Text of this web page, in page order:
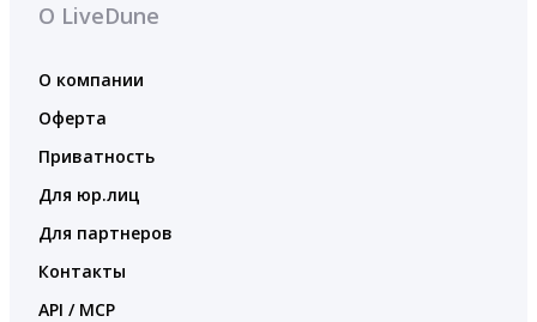
О LiveDune
О компании
Оферта
Приватность
Для юр.лиц
Для партнеров
Контакты
API / MCP